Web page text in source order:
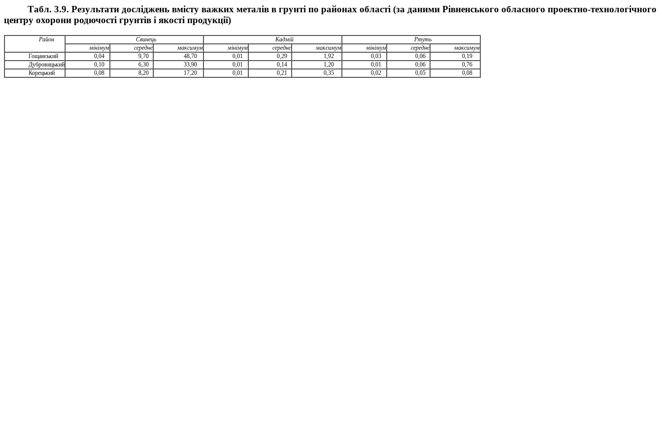
Табл. 3.9. Результати досліджень вмісту важких металів в грунті по районах області (за даними Рівненського обласного проектно-технологічного
центру охорони родючості грунтів і якості продукції)
Район Свинець Кадмій
Ртуть
мінімум
середнє максимум мінімум середнє максимум мінімум середнє
максимум
Гощанський
0,04 9,70 48,70 0,01 0,29 1,92 0,03 0,06
0,19
Дубровицький
0,10 6,30 33,90 0,01 0,14 1,20 0,01 0,06
0,76
Корецький
0,08 8,20 17,20 0,01 0,21 0,35 0,02 0,05 0,08